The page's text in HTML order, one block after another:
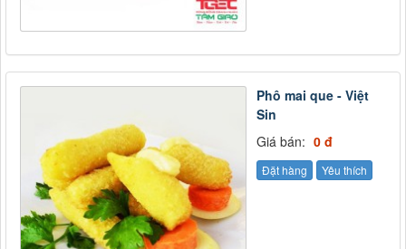
Phô mai que - Việt
Sin
Giá bán: 0 đ
Đặt hàng Yêu thích